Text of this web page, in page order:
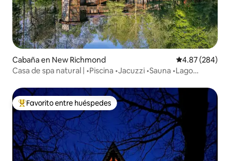
Cabaña en New Richmond Calificación
4.87 (284)
Casa de spa natural | •Piscina •Jacuzzi •Sauna •Lago
De los mejores en Favorito entre huéspedes
Favorito entre huéspedes